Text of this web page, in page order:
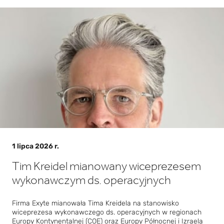
przysz
encji
1 lipca 2026 r.
Tim Kreidel mianowany wiceprezesem
wykonawczym ds. operacyjnych
Firma Exyte mianowała Tima Kreidela na stanowisko
wiceprezesa wykonawczego ds. operacyjnych w regionach
Europy Kontynentalnej (COE) oraz Europy Północnej i Izraela